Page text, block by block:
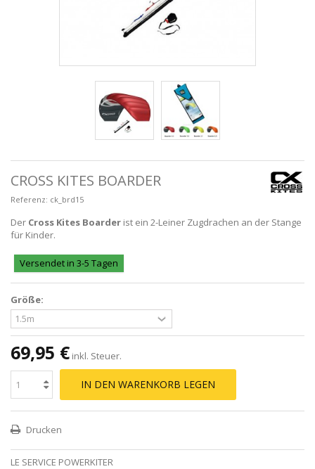
CROSS KITES BOARDER
Referenz: ck_brd15
Der Cross Kites Boarder ist ein 2-Leiner Zugdrachen an der Stange
für Kinder.
Versendet in 3-5 Tagen
Größe:
69,95 € inkl. Steuer.
IN DEN WARENKORB LEGEN
Drucken
LE SERVICE POWERKITER